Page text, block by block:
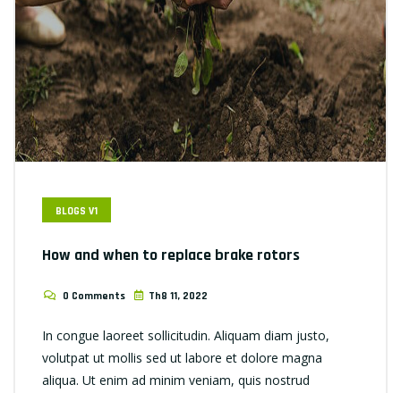
BLOGS V1
How and when to replace brake rotors
0 Comments Th8 11, 2022
In congue laoreet sollicitudin. Aliquam diam justo,
volutpat ut mollis sed ut labore et dolore magna
aliqua. Ut enim ad minim veniam, quis nostrud